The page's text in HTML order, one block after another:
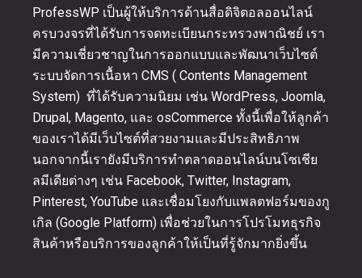
ProfessWP เป็นผู้ให้บริการด้านสื่อดิจิตอลออนไลน์
ครบวงจรที่ได้รับการจดทะเบียนกระทรวงพาณิชย์ เรา
มีความเชี่ยวชาญในการออกแบบและพัฒนาเว็บไซต์
ระบบจัดการเนื้อหา CMS ( Contents Management
System) ที่ได้รับความนิยม เช่น WordPress, Joomla,
Drupal, Magento, และ osCommerce ทั้งนี้เพื่อให้ลูกค้า
ของเราได้มีเว็บไซต์ที่สวยงามและมีประสิทธิภาพ
นอกจากนี้เรายังมีบริการทำตลาดออนไลน์บนโซเชีย
ลมีเดียต่างๆ เช่น Facebook, Twitter, Instagram,
Pinterest, YouTube และเชื่อมโยงกับแพลตฟอร์มของกู
เกิล (Google Platform) เพื่อช่วยในการโปรโมทธุรกิจ
สินค้าหรือบริการของลูกค้าให้เป็นที่รู้จักมากยิ่งขึ้น